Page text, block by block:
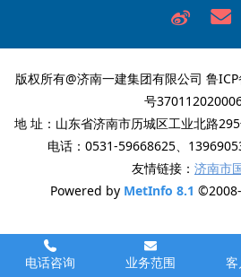
版权所有@济南一建集团有限公司 鲁
号
地 址：山东省济南市历城区工业北路
电话：0531-59668625、
友情链接： 济南市
Powered by MetInfo 8.1
电话咨询 业务范围 客